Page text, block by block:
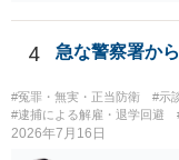
と言い逃れはかなり厳
4 急な警察署か
#冤罪・無実・正当防衛 #示
#逮捕による解雇・退学回避
2026年7月16日